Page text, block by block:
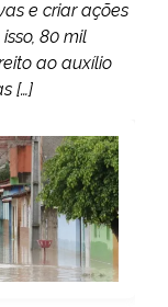
e criar ações
80 mil
ao auxílio
[…]